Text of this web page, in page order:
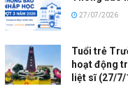
27/07/2026
Tuổi trẻ
hoạt động
liệt sĩ (27/